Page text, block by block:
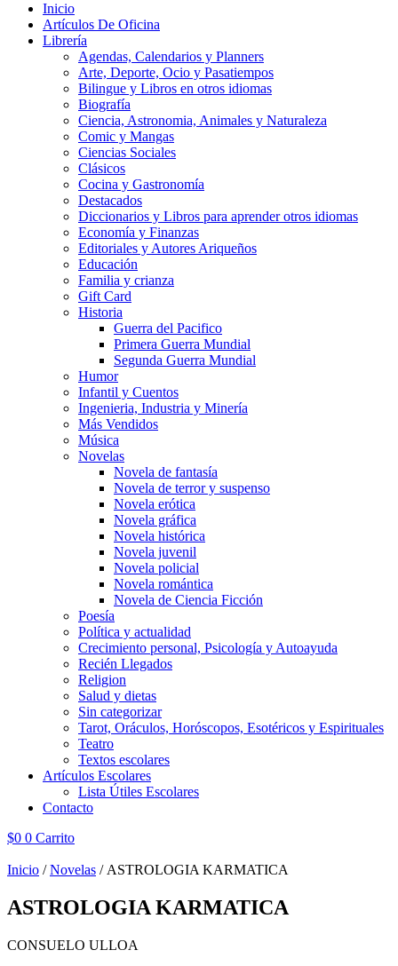
Inicio
Artículos De Oficina
Librería
Agendas, Calendarios y Planners
Arte, Deporte, Ocio y Pasatiempos
Bilingue y Libros en otros idiomas
Biografía
Ciencia, Astronomia, Animales y Naturaleza
Comic y Mangas
Ciencias Sociales
Clásicos
Cocina y Gastronomía
Destacados
Diccionarios y Libros para aprender otros idiomas
Economía y Finanzas
Editoriales y Autores Ariqueños
Educación
Familia y crianza
Gift Card
Historia
Guerra del Pacifico
Primera Guerra Mundial
Segunda Guerra Mundial
Humor
Infantil y Cuentos
Ingenieria, Industria y Minería
Más Vendidos
Música
Novelas
Novela de fantasía
Novela de terror y suspenso
Novela erótica
Novela gráfica
Novela histórica
Novela juvenil
Novela policial
Novela romántica
Novela de Ciencia Ficción
Poesía
Política y actualidad
Crecimiento personal, Psicología y Autoayuda
Recién Llegados
Religion
Salud y dietas
Sin categorizar
Tarot, Oráculos, Horóscopos, Esotéricos y Espirituales
Teatro
Textos escolares
Artículos Escolares
Lista Útiles Escolares
Contacto
$0 0 Carrito
Inicio /Novelas / ASTROLOGIA KARMATICA
ASTROLOGIA KARMATICA
CONSUELO ULLOA